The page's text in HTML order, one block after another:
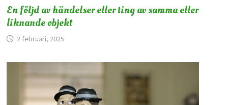
En följd av händelser eller ting av samma eller
liknande objekt
2 februari, 2025